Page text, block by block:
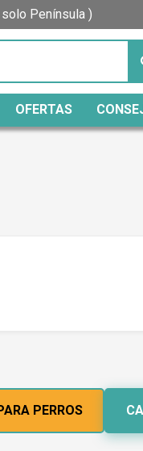
Península )
OFERTAS
PERROS